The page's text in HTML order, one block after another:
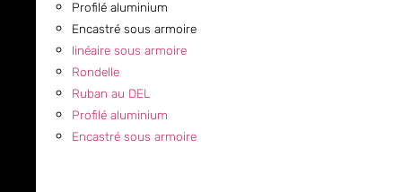
Profilé aluminium
Encastré sous armoire
linéaire sous armoire
Rondelle
Ruban au DEL
Profilé aluminium
Encastré sous armoire